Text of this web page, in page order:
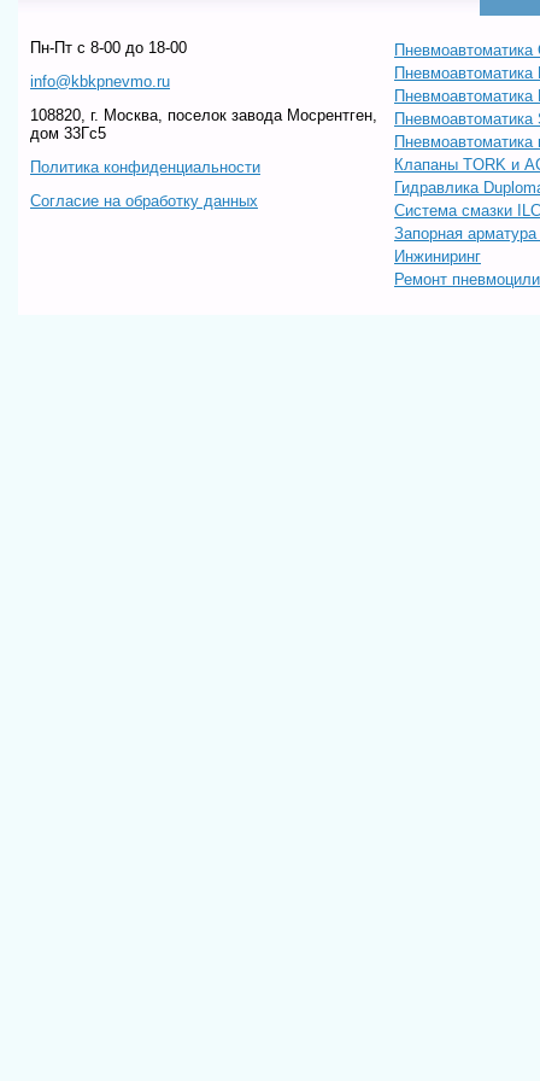
Пн-Пт c 8-00 до 18-00
info@kbkpnevmo.ru
108820, г. Москва, поселок завода Мосрентген,
дом 33Гс5
Политика конфиденциальности
Согласие на обработку данных
Пневмоавтоматика
Пневмоавтоматика
Пневмоавтоматика
Пневмоавтоматика
Клапаны TORK и
Гидравлика
Система смазки ILC
Запорная
Инжиниринг
Ремонт